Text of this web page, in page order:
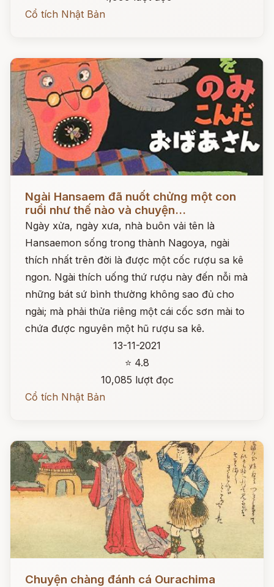
Cổ tích Nhật Bản
Ngài Hansaem đã nuốt chửng một con
ruồi như thế nào và chuyện...
Ngày xửa, ngày xưa, nhà buôn vải tên là
Hansaemon sống trong thành Nagoya, ngài
thích nhất trên đời là được một cốc rượu sa kê
ngon. Ngài thích uống thứ rượu này đến nỗi mà
những bát sứ bình thường không sao đủ cho
ngài; mà phải thửa riêng một cái cốc sơn mài to
chứa được nguyên một hũ rượu sa kê.
13-11-2021
⭐ 4.8
10,085 lượt đọc
Cổ tích Nhật Bản
Chuyện chàng đánh cá Ourachima